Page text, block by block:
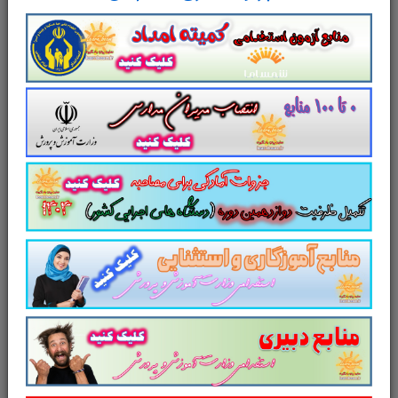
لینک دانلود
جزوهاصول بانکداری
تستمنابع عمومیآزمون
استخدامی بانک مرکزی جمهوری اسلامی
ایران
سایر منابع
آزمون استخدامی
بانک مرکزی جمهوری اسلامی ایران